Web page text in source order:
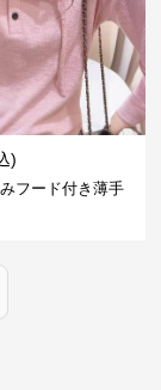
)
フード付き薄手